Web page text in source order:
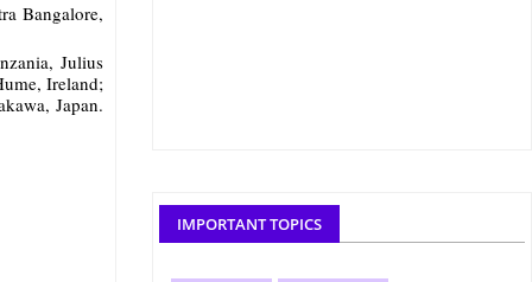
Bangalore,
Julius
Ireland;
Japan.
IMPORTANT TOPICS